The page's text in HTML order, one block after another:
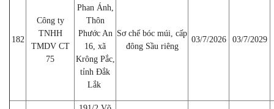
182
Công ty
TNHH
TMDV CT
75
Phan Ánh,
Thôn
Phước An
16, xã
Krông Pắc,
tỉnh Đắk
Lắk
Sơ chế bóc múi, cấp
đông Sầu riêng
03/7/2026 03/7/2029